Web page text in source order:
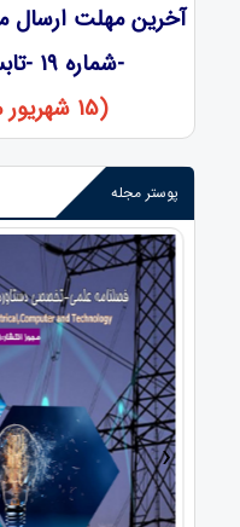
-شماره 19 -تابستان 1405:
(15 شهریور ماه 1405)
پوستر مجله
‹